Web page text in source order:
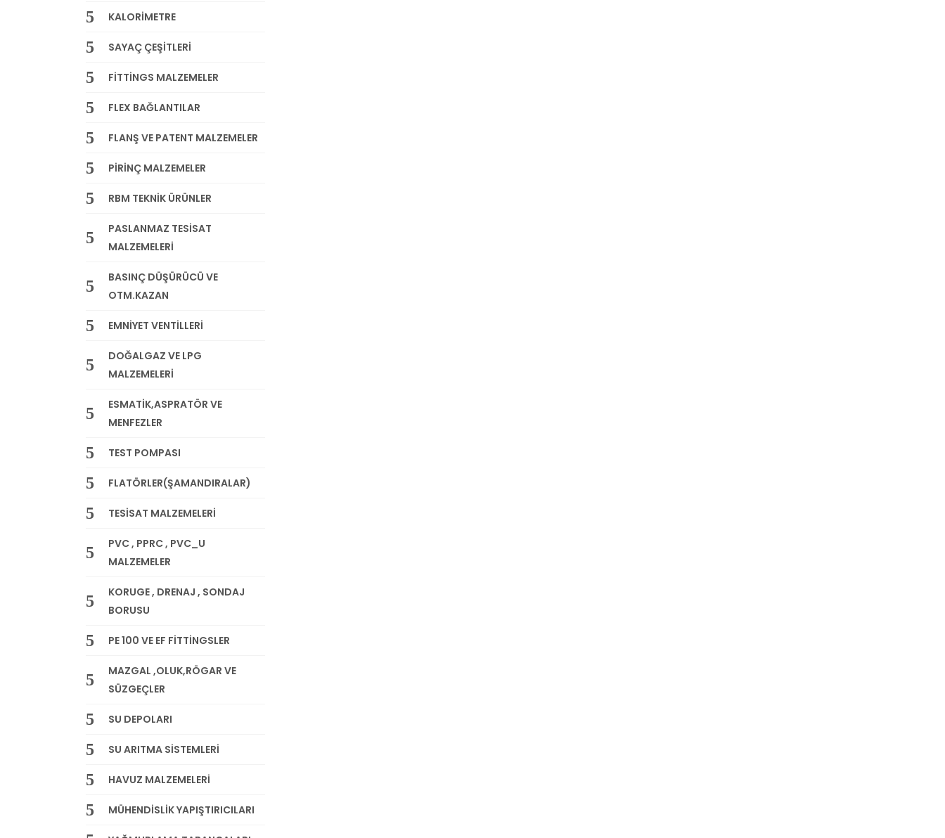
KALORİMETRE
SAYAÇ ÇEŞİTLERİ
FİTTİNGS MALZEMELER
FLEX BAĞLANTILAR
FLANŞ VE PATENT MALZEMELER
PİRİNÇ MALZEMELER
RBM TEKNİK ÜRÜNLER
PASLANMAZ TESİSAT
MALZEMELERİ
BASINÇ DÜŞÜRÜCÜ VE
OTM.KAZAN
EMNİYET VENTİLLERİ
DOĞALGAZ VE LPG
MALZEMELERİ
ESMATİK,ASPRATÖR VE
MENFEZLER
TEST POMPASI
FLATÖRLER(ŞAMANDIRALAR)
TESİSAT MALZEMELERİ
PVC , PPRC , PVC_U
MALZEMELER
KORUGE , DRENAJ , SONDAJ
BORUSU
PE 100 VE EF FİTTİNGSLER
MAZGAL ,OLUK,RÖGAR VE
SÜZGEÇLER
SU DEPOLARI
SU ARITMA SİSTEMLERİ
HAVUZ MALZEMELERİ
MÜHENDİSLİK YAPIŞTIRICILARI